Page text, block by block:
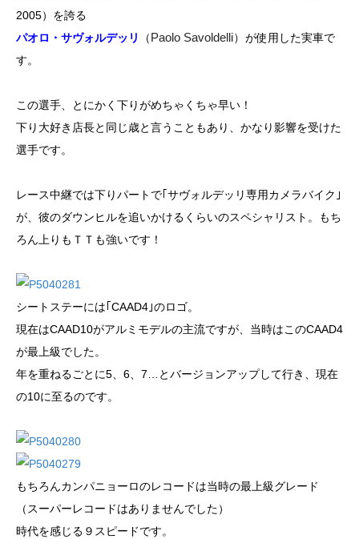
2005）を誇る
パオロ・サヴォルデッリ
（Paolo Savoldelli） が使用した実車で
す。
この選手、とにかく下りがめちゃくちゃ早い！
下り大好き店長と同じ歳と言うこともあり、かなり影響を受けた
選手です。
レース中継では下りパートで｢サヴォルデッリ専用カメラバイク｣
が、彼のダウンヒルを追いかけるくらいのスペシャリスト。もち
ろん上りもＴＴも強いです！
シートステーには｢CAAD4｣のロゴ。
現在はCAAD10がアルミモデルの主流ですが、当時はこのCAAD4
が最上級でした。
年を重ねるごとに5、6、7…とバージョンアップして行き、現在
の10に至るのです。
もちろんカンパニョーロのレコードは当時の最上級グレード
（スーパーレコードはありませんでした）
時代を感じる９スピードです。